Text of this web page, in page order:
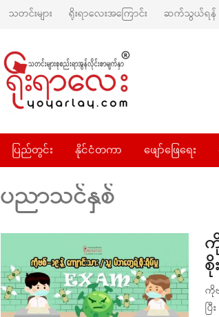
သတင်းများ ရိုးရာလေးအကြောင်း ဆက်သွယ်ရန်
ပြည်တွင်း နိုင်ငံတကာ ဖျော်ဖြေရေး
ပညာသင်နှစ်
ကို
ပ